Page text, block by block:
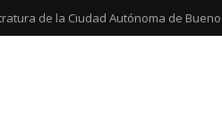
de la Ciudad Autónoma de